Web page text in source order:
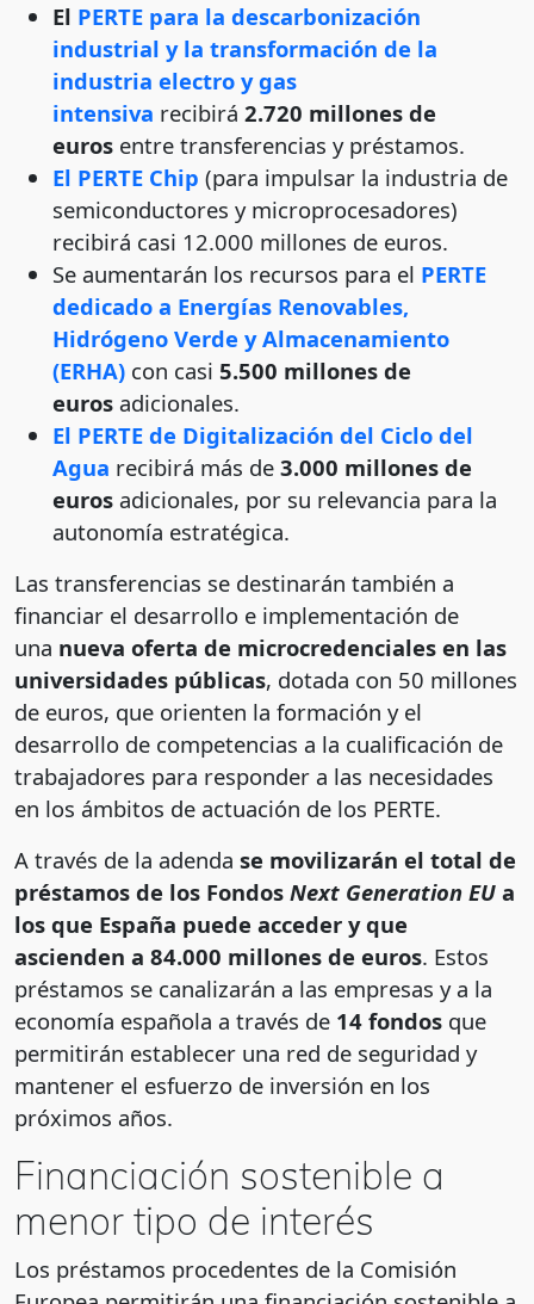
El PERTE para la descarbonización
industrial y la transformación de la
industria electro y gas
intensiva recibirá 2.720 millones de
euros entre transferencias y préstamos.
El PERTE Chip (para impulsar la industria de
semiconductores y microprocesadores)
recibirá casi 12.000 millones de euros.
Se aumentarán los recursos para el PERTE
dedicado a Energías Renovables,
Hidrógeno Verde y Almacenamiento
(ERHA) con casi 5.500 millones de
euros adicionales.
El PERTE de Digitalización del Ciclo del
Agua recibirá más de 3.000 millones de
euros adicionales, por su relevancia para la
autonomía estratégica.
Las transferencias se destinarán también a
financiar el desarrollo e implementación de
una nueva oferta de microcredenciales en las
universidades públicas, dotada con 50 millones
de euros, que orienten la formación y el
desarrollo de competencias a la cualificación de
trabajadores para responder a las necesidades
en los ámbitos de actuación de los PERTE.
A través de la adenda se movilizarán el total de
préstamos de los Fondos Next Generation EU a
los que España puede acceder y que
ascienden a 84.000 millones de euros. Estos
préstamos se canalizarán a las empresas y a la
economía española a través de 14 fondos que
permitirán establecer una red de seguridad y
mantener el esfuerzo de inversión en los
próximos años.
Financiación sostenible a
menor tipo de interés
Los préstamos procedentes de la Comisión